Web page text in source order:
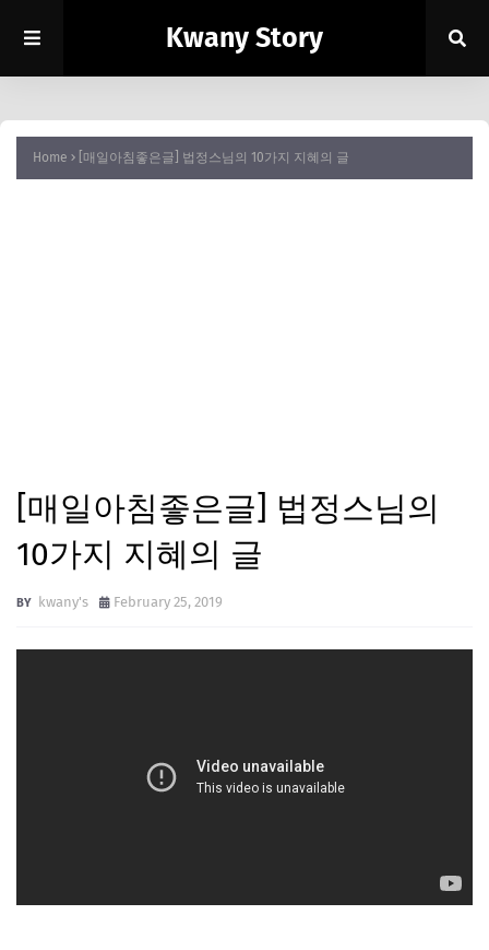
Kwany Story
Home [매일아침좋은글] 법정스님의 10가지 지혜의 글
[매일아침좋은글] 법정스님의
10가지 지혜의 글
kwany's February 25, 2019